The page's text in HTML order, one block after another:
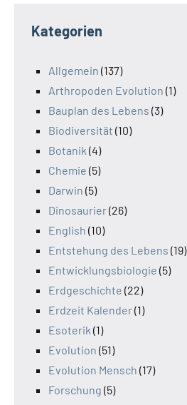
Kategorien
Allgemein (137)
Arthropoden Evolution (1)
Bauplan des Lebens (3)
Biodiversität (10)
Botanik (4)
Chemie (5)
Darwin (5)
Dinosaurier(26)
English (10)
Entstehung des Lebens (19)
Entwicklungsbiologie (5)
Erdgeschichte (22)
Erdzeit Kalender(1)
Esoterik (1)
Evolution (51)
Evolution Mensch (17)
Forschung (5)